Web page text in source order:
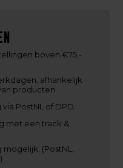
boven €75,-
afhankelijk
producten.
PostNL of DPD.
met een track &
(PostNL,